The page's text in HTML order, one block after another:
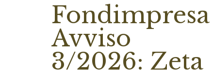
Fondimpresa
Avviso
3/2026: Zeta